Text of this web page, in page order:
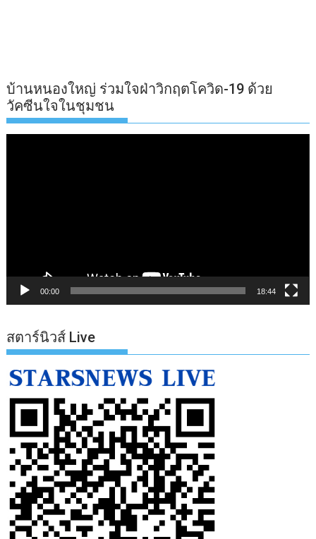
บ้านหนองใหญ่ ร่วมใจฝ่าวิกฤตโควิด-19 ด้วย
วัคซีนใจในชุมชน
00:00 18:44
สตาร์นิวส์ Live